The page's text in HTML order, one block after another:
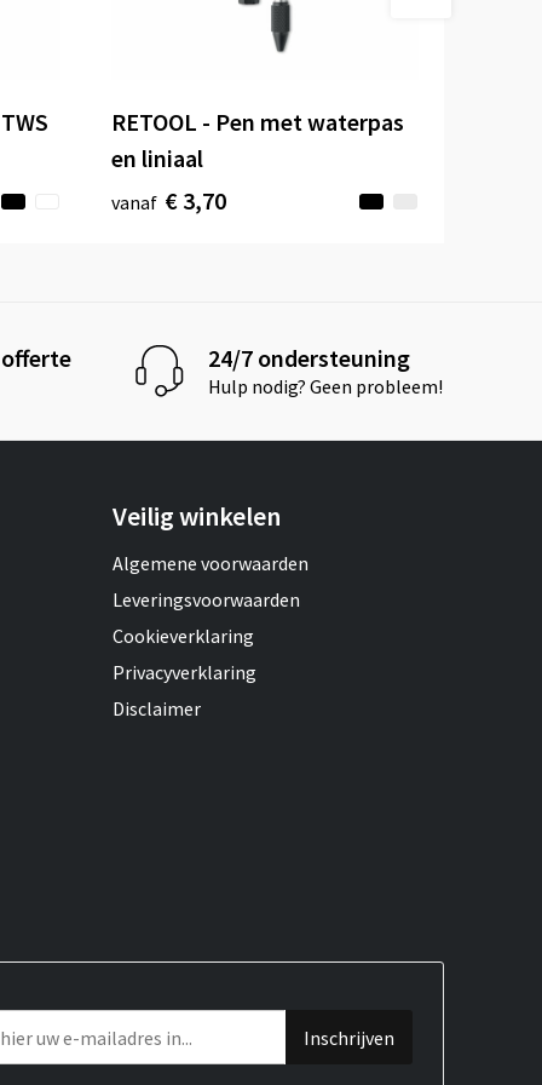
RETOOL - Pen met waterpas
en liniaal
vanaf € 3,70
offerte 24/7 ondersteuning
Hulp nodig? Geen probleem!
Veilig winkelen
Algemene voorwaarden
Leveringsvoorwaarden
Cookieverklaring
Privacyverklaring
Disclaimer